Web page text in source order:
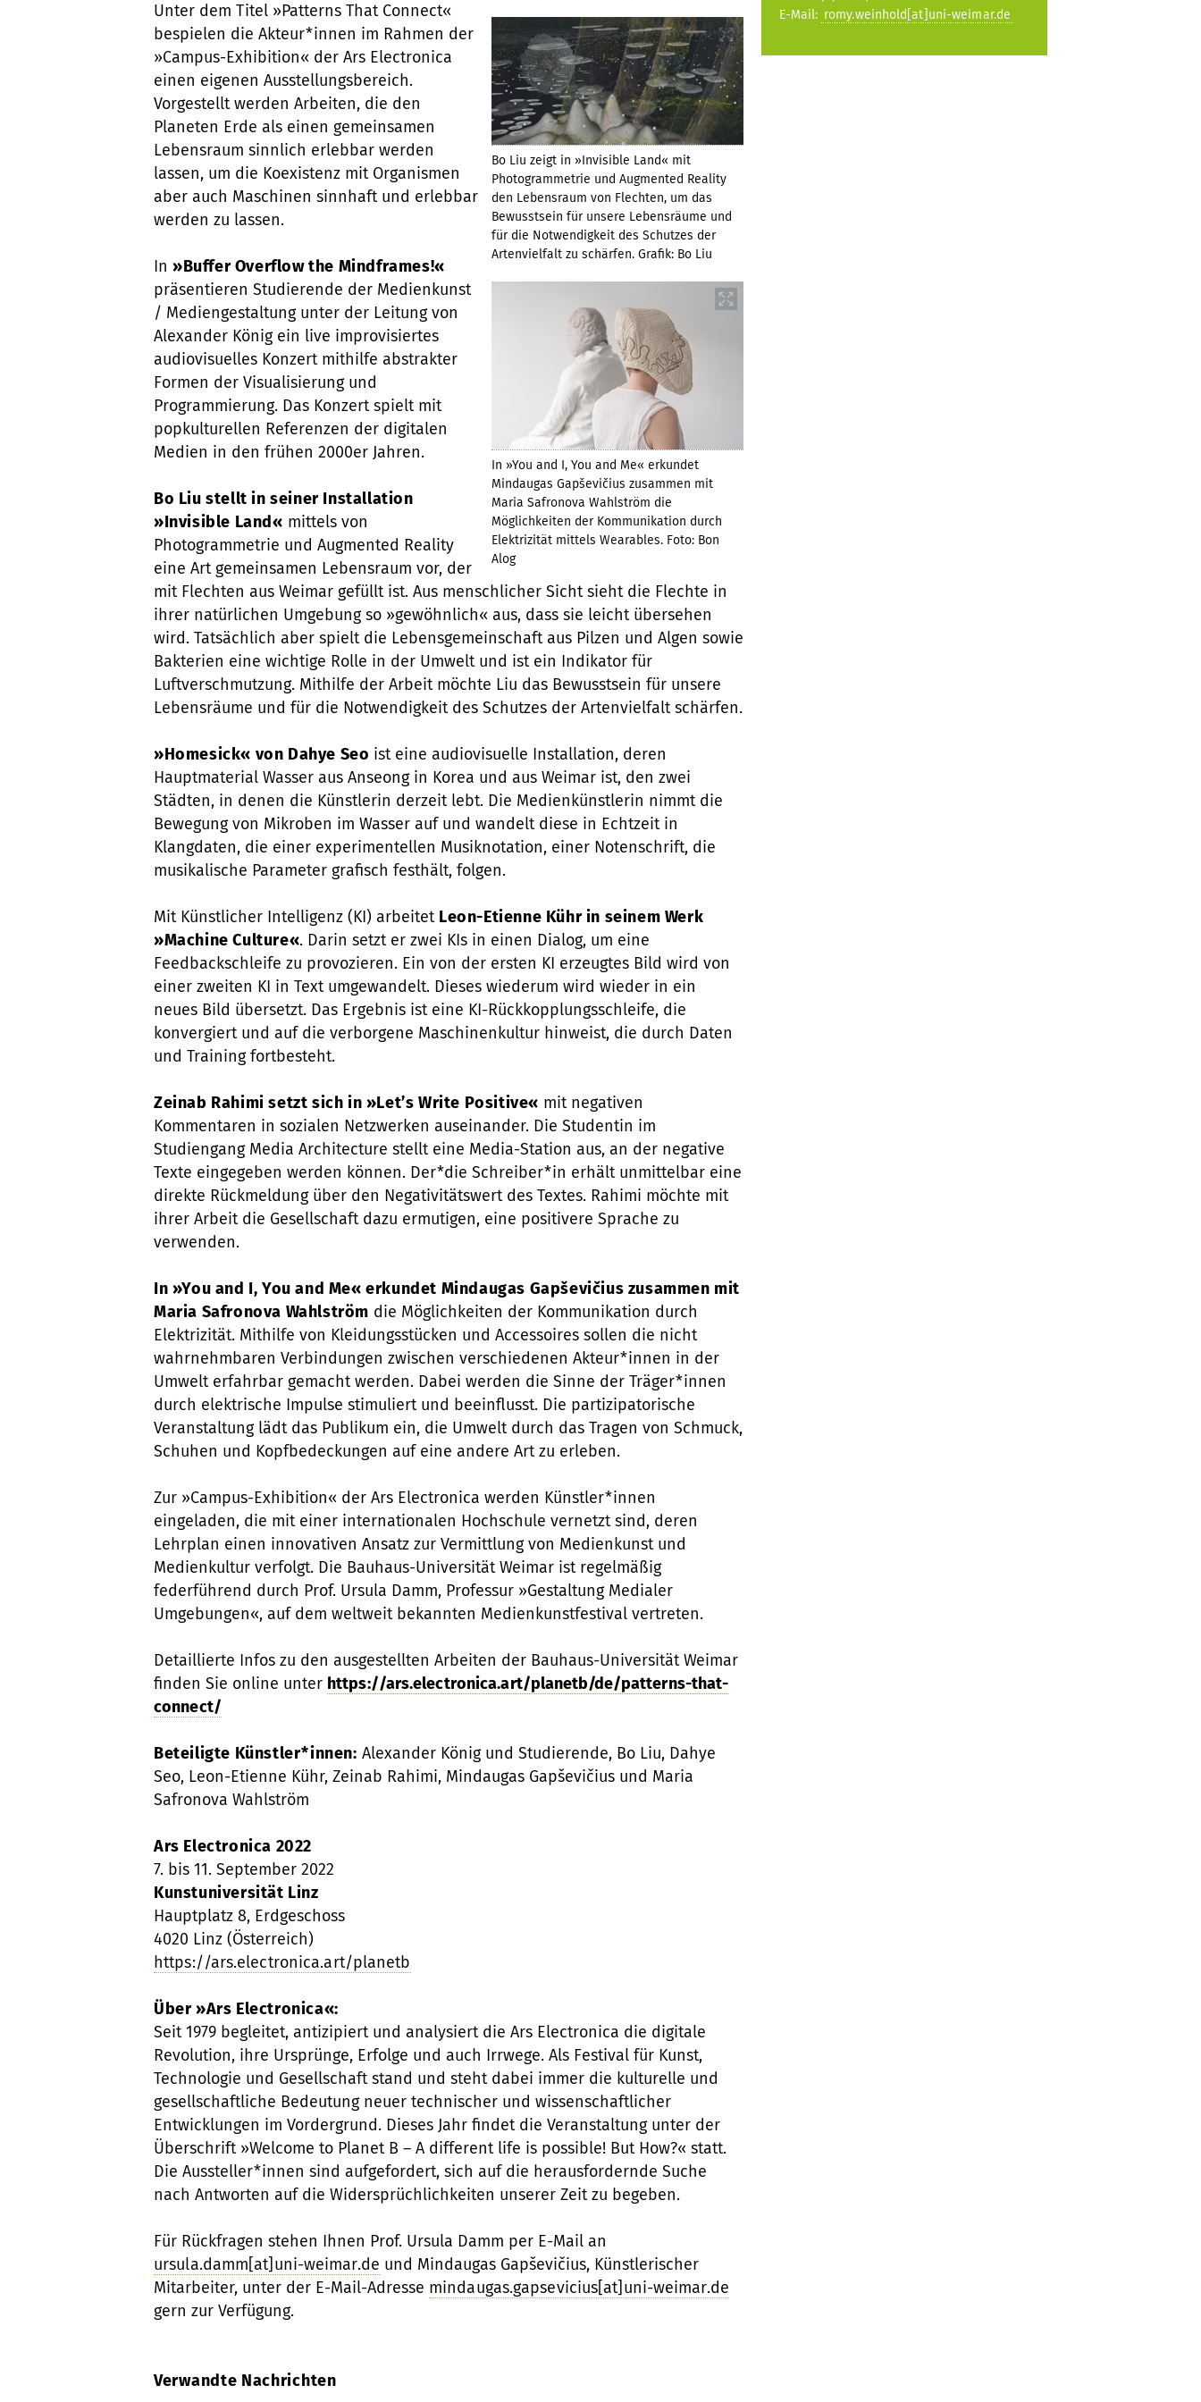
Bo Liu zeigt in »Invisible Land« mit
Photogrammetrie und Augmented Reality
den Lebensraum von Flechten, um das
Bewusstsein für unsere Lebensräume und
für die Notwendigkeit des Schutzes der
Artenvielfalt zu schärfen. Grafik: Bo Liu
In »You and I, You and Me« erkundet
Mindaugas Gapševičius zusammen mit
Maria Safronova Wahlström die
Möglichkeiten der Kommunikation durch
Elektrizität mittels Wearables. Foto: Bon
Alog
Unter dem Titel »Patterns That Connect«
bespielen die Akteur*innen im Rahmen der
»Campus-Exhibition« der Ars Electronica
einen eigenen Ausstellungsbereich.
Vorgestellt werden Arbeiten, die den
Planeten Erde als einen gemeinsamen
Lebensraum sinnlich erlebbar werden
lassen, um die Koexistenz mit Organismen
aber auch Maschinen sinnhaft und erlebbar
werden zu lassen.
In »Buffer Overflow the Mindframes!«
präsentieren Studierende der Medienkunst
/ Mediengestaltung unter der Leitung von
Alexander König ein live improvisiertes
audiovisuelles Konzert mithilfe abstrakter
Formen der Visualisierung und
Programmierung. Das Konzert spielt mit
popkulturellen Referenzen der digitalen
Medien in den frühen 2000er Jahren.
Bo Liu stellt in seiner Installation
»Invisible Land« mittels von
Photogrammetrie und Augmented Reality
eine Art gemeinsamen Lebensraum vor, der
mit Flechten aus Weimar gefüllt ist. Aus menschlicher Sicht sieht die Flechte in
ihrer natürlichen Umgebung so »gewöhnlich« aus, dass sie leicht übersehen
wird. Tatsächlich aber spielt die Lebensgemeinschaft aus Pilzen und Algen sowie
Bakterien eine wichtige Rolle in der Umwelt und ist ein Indikator für
Luftverschmutzung. Mithilfe der Arbeit möchte Liu das Bewusstsein für unsere
Lebensräume und für die Notwendigkeit des Schutzes der Artenvielfalt schärfen.
»Homesick« von Dahye Seo ist eine audiovisuelle Installation, deren
Hauptmaterial Wasser aus Anseong in Korea und aus Weimar ist, den zwei
Städten, in denen die Künstlerin derzeit lebt. Die Medienkünstlerin nimmt die
Bewegung von Mikroben im Wasser auf und wandelt diese in Echtzeit in
Klangdaten, die einer experimentellen Musiknotation, einer Notenschrift, die
musikalische Parameter grafisch festhält, folgen.
Mit Künstlicher Intelligenz (KI) arbeitet Leon-Etienne Kühr in seinem Werk
»Machine Culture«. Darin setzt er zwei KIs in einen Dialog, um eine
Feedbackschleife zu provozieren. Ein von der ersten KI erzeugtes Bild wird von
einer zweiten KI in Text umgewandelt. Dieses wiederum wird wieder in ein
neues Bild übersetzt. Das Ergebnis ist eine KI-Rückkopplungsschleife, die
konvergiert und auf die verborgene Maschinenkultur hinweist, die durch Daten
und Training fortbesteht.
Zeinab Rahimi setzt sich in »Let’s Write Positive« mit negativen
Kommentaren in sozialen Netzwerken auseinander. Die Studentin im
Studiengang Media Architecture stellt eine Media-Station aus, an der negative
Texte eingegeben werden können. Der*die Schreiber*in erhält unmittelbar eine
direkte Rückmeldung über den Negativitätswert des Textes. Rahimi möchte mit
ihrer Arbeit die Gesellschaft dazu ermutigen, eine positivere Sprache zu
verwenden.
In »You and I, You and Me« erkundet Mindaugas Gapševičius zusammen mit
Maria Safronova Wahlström die Möglichkeiten der Kommunikation durch
Elektrizität. Mithilfe von Kleidungsstücken und Accessoires sollen die nicht
wahrnehmbaren Verbindungen zwischen verschiedenen Akteur*innen in der
Umwelt erfahrbar gemacht werden. Dabei werden die Sinne der Träger*innen
durch elektrische Impulse stimuliert und beeinflusst. Die partizipatorische
Veranstaltung lädt das Publikum ein, die Umwelt durch das Tragen von Schmuck,
Schuhen und Kopfbedeckungen auf eine andere Art zu erleben.
Zur »Campus-Exhibition« der Ars Electronica werden Künstler*innen
eingeladen, die mit einer internationalen Hochschule vernetzt sind, deren
Lehrplan einen innovativen Ansatz zur Vermittlung von Medienkunst und
Medienkultur verfolgt. Die Bauhaus-Universität Weimar ist regelmäßig
federführend durch Prof. Ursula Damm, Professur »Gestaltung Medialer
Umgebungen«, auf dem weltweit bekannten Medienkunstfestival vertreten.
Detaillierte Infos zu den ausgestellten Arbeiten der Bauhaus-Universität Weimar
finden Sie online unter https://ars.electronica.art/planetb/de/patterns-that-
connect/
Beteiligte Künstler*innen: Alexander König und Studierende, Bo Liu, Dahye
Seo, Leon-Etienne Kühr, Zeinab Rahimi, Mindaugas Gapševičius und Maria
Safronova Wahlström
Ars Electronica 2022
7. bis 11. September 2022
Kunstuniversität Linz
Hauptplatz 8, Erdgeschoss
4020 Linz (Österreich)
https://ars.electronica.art/planetb
Über »Ars Electronica«:
Seit 1979 begleitet, antizipiert und analysiert die Ars Electronica die digitale
Revolution, ihre Ursprünge, Erfolge und auch Irrwege. Als Festival für Kunst,
Technologie und Gesellschaft stand und steht dabei immer die kulturelle und
gesellschaftliche Bedeutung neuer technischer und wissenschaftlicher
Entwicklungen im Vordergrund. Dieses Jahr findet die Veranstaltung unter der
Überschrift »Welcome to Planet B – A different life is possible! But How?« statt.
Die Aussteller*innen sind aufgefordert, sich auf die herausfordernde Suche
nach Antworten auf die Widersprüchlichkeiten unserer Zeit zu begeben.
Für Rückfragen stehen Ihnen Prof. Ursula Damm per E-Mail an
ursula.damm[at]uni-weimar.de und Mindaugas Gapševičius, Künstlerischer
Mitarbeiter, unter der E-Mail-Adresse mindaugas.gapsevicius[at]uni-weimar.de
gern zur Verfügung.
Verwandte Nachrichten
E-Mail: romy.weinhold[at]uni-weimar.de